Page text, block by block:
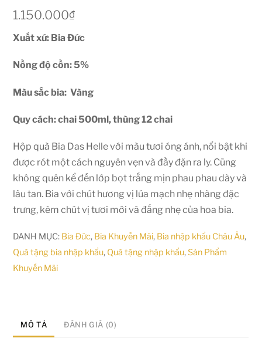
1.150.000₫
Xuất xứ: Bia Đức
Nồng độ cồn: 5%
Màu sắc bia: Vàng
Quy cách: chai 500ml, thùng 12 chai
Hộp quà Bia Das Helle với màu tươi óng ánh, nổi bật khi
được rót một cách nguyên vẹn và đầy đặn ra ly. Cũng
không quên kể đến lớp bọt trắng mịn phau phau dày và
lâu tan. Bia với chút hương vị lúa mạch nhẹ nhàng đặc
trưng, kèm chút vị tươi mới và đắng nhẹ của hoa bia.
DANH MỤC: Bia Đức, Bia Khuyến Mãi, Bia nhập khẩu Châu Âu,
Quà tặng bia nhập khẩu, Quà tặng nhập khẩu,Sản Phẩm
Khuyến Mãi
MÔ TẢ ĐÁNH GIÁ (0)